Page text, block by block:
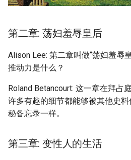
第二章: 荡妇羞辱皇后
Alison Lee: 第二章叫做“荡妇羞辱
推动力是什么？
Roland Betancourt: 这一章在拜占
许多有趣的细节都能够被其他史
秘备忘录一样。
第三章: 变性人的生活